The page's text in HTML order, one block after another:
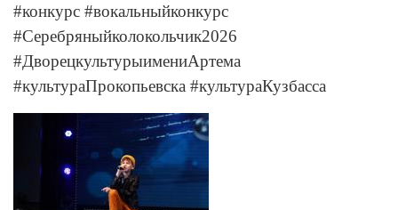
#конкурс #вокальныйконкурс
#Серебряныйколокольчик2026
#ДворецкультурыимениАртема
#культураПрокопьевска #культураКузбасса